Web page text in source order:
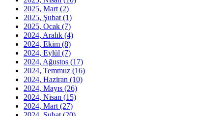
2025, Mart (2)
2025, Şubat (1)
2025, Ocak (7)
2024, Aralık (4)
2024, Ekim (8)
2024, Eylül (7)
2024, Ağustos (17)
2024, Temmuz (16)
2024, Haziran (10)
2024, Mayıs (26)
2024, Nisan (15)
2024, Mart (27)